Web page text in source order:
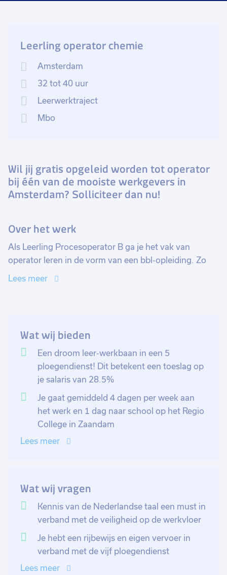
Leerling operator chemie
Amsterdam
32 tot 40 uur
Leerwerktraject
Mbo
Wil jij gratis opgeleid worden tot operator
bij één van de mooiste werkgevers in
Amsterdam? Solliciteer dan nu!
Over het werk
Als Leerling Procesoperator B ga je het vak van
operator leren in de vorm van een bbl-opleiding. Zo
wissel je leren in de praktijd of met theorie. Dit is een
Het is namelijk jouw verantwoordelijkheid dat de
uitvoering van werkzaamheden goed verloopt. Je gaat
aan de slag met het behandelen van producten van
het begin tot eind, dit gebeurt uiteraard volgens de
planning en eisen. Daarnaast is het belangrijk dat alles
veilig en goed verloopt, daarom zit jij bovenop het
bewaken van het proces. Zo neem je monsters van
diverse product stromen, je signaleert mankementen
en controleert producten en het proces. Wanneer er
Er komt ook een deel tankenpark beheer bij kijken,
waar je zorgt dat het laden en lossen in goede banen
loopt en controleert hoe het bijvoorbeeld bij de
opslagtanks gaat.
Wil je meer weten over deze vacature? Stuur een
Lees meer
Wat wij bieden
Een droom leer-werkbaan in een 5
ploegendienst! Dit betekent een toeslag op
je salaris van 28.5%
Je gaat gemiddeld 4 dagen per week aan
het werk en 1 dag naar school op het Regio
College in Zaandam
Lees meer
Wat wij vragen
Kennis van de Nederlandse taal een must in
verband met de veiligheid op de werkvloer
Je hebt een rijbewijs en eigen vervoer in
verband met de vijf ploegendienst
Lees meer